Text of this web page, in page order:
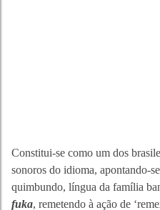
Constitui-se como um dos
sonoros do idioma, apontando-
quimbundo, língua da família
fuka, remetendo à ação de